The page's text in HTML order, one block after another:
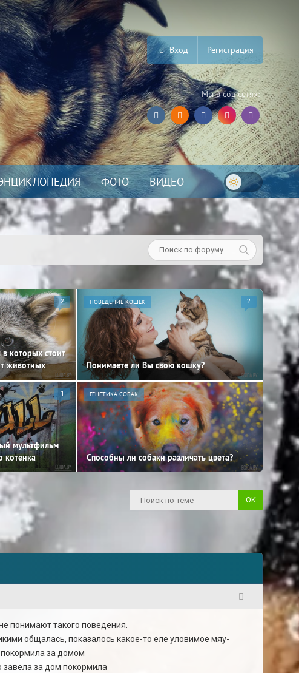
Вход Регистрация
Мы в соц.сетях:
ФОТО ВИДЕО
2
в которых стоит
животных
ПОВЕДЕНИЕ КОШЕК 2
Понимаете ли Вы свою кошку?
1
мультфильм
котенка
ГЕНЕТИКА СОБАК
Способны ли собаки различать цвета?
понимают такого поведения.
общалась, показалось какое-то еле уловимое мяу-
за домом
за дом покормила